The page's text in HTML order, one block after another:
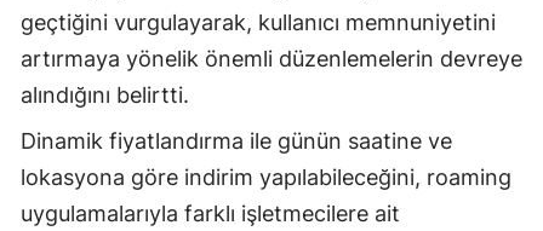
geçtiğini vurgulayarak, kullanıcı memnuniyetini
artırmaya yönelik önemli düzenlemelerin devreye
alındığını belirtti.
Dinamik fiyatlandırma ile günün saatine ve
lokasyona göre indirim yapılabileceğini, roaming
uygulamalarıyla farklı işletmecilere ait